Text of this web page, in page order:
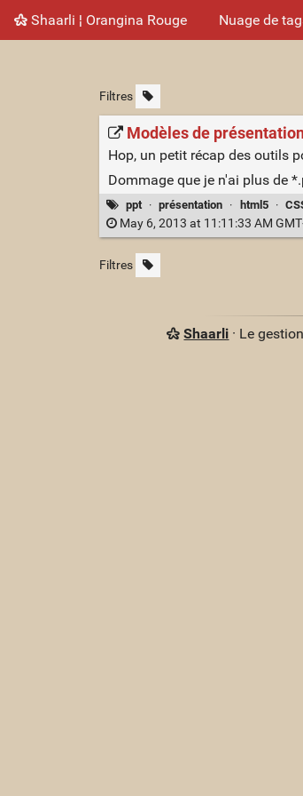
Shaarli ¦ Orangina Rouge Nuage de
Filtres
Modèles de
Hop, un petit récap des outils
Dommage que je n'ai plus de
ppt · présentation · html5 ·
May 6, 2013 at 11:11:33 AM
Filtres
Shaarli · Le